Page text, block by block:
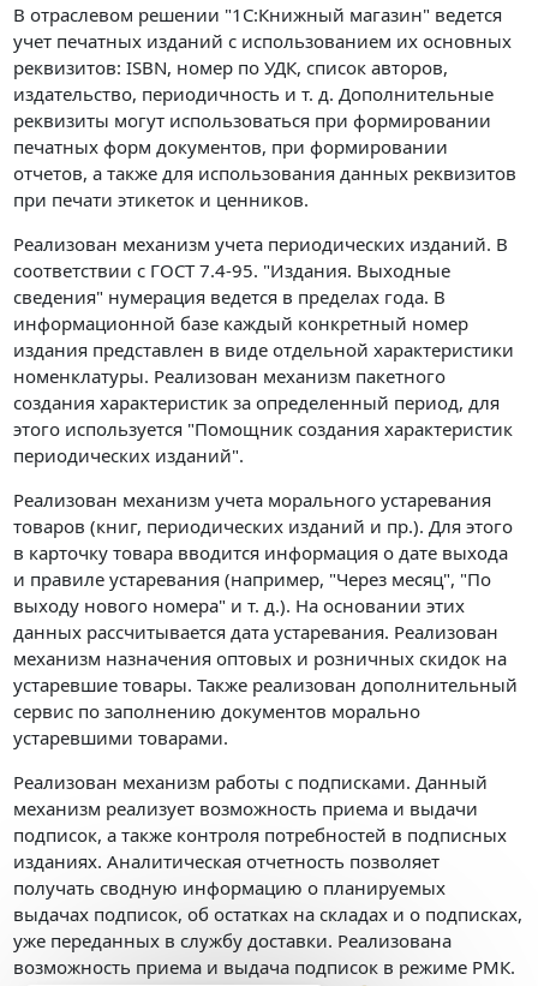
В отраслевом решении "1С:Книжный магазин" ведется
учет печатных изданий с использованием их основных
реквизитов: ISBN, номер по УДК, список авторов,
издательство, периодичность и т. д. Дополнительные
реквизиты могут использоваться при формировании
печатных форм документов, при формировании
отчетов, а также для использования данных реквизитов
при печати этикеток и ценников.
Реализован механизм учета периодических изданий. В
соответствии с ГОСТ 7.4-95. "Издания. Выходные
сведения" нумерация ведется в пределах года. В
информационной базе каждый конкретный номер
издания представлен в виде отдельной характеристики
номенклатуры. Реализован механизм пакетного
создания характеристик за определенный период, для
этого используется "Помощник создания характеристик
периодических изданий".
Реализован механизм учета морального устаревания
товаров (книг, периодических изданий и пр.). Для этого
в карточку товара вводится информация о дате выхода
и правиле устаревания (например, "Через месяц", "По
выходу нового номера" и т. д.). На основании этих
данных рассчитывается дата устаревания. Реализован
механизм назначения оптовых и розничных скидок на
устаревшие товары. Также реализован дополнительный
сервис по заполнению документов морально
устаревшими товарами.
Реализован механизм работы с подписками. Данный
механизм реализует возможность приема и выдачи
подписок, а также контроля потребностей в подписных
изданиях. Аналитическая отчетность позволяет
получать сводную информацию о планируемых
выдачах подписок, об остатках на складах и о подписках,
уже переданных в службу доставки. Реализована
возможность приема и выдача подписок в режиме РМК.